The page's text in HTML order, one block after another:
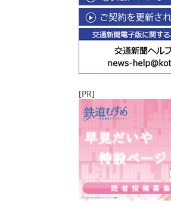
[PR]